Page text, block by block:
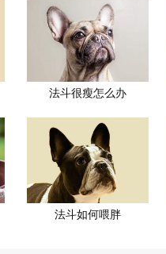
法斗很瘦怎么办
法斗如何喂胖